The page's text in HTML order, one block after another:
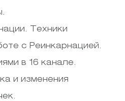
Техники
с Реинкарнацией.
в 16 канале.
и изменения